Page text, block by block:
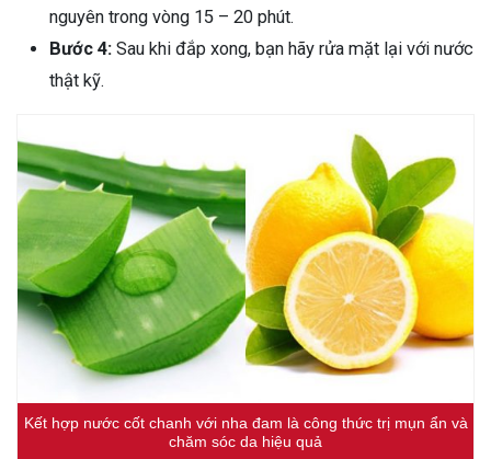
nguyên trong vòng 15 – 20 phút.
Bước 4: Sau khi đắp xong, bạn hãy rửa mặt lại với nước
thật kỹ.
Kết hợp nước cốt chanh với nha đam là công thức trị mụn ẩn và
chăm sóc da hiệu quả